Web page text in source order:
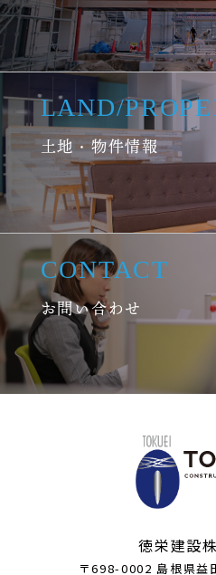
LAND/
土地・物件情報
CONTACT
お問い合わせ
徳栄建設
〒698-0002 島根県益